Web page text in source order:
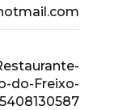
do-Freixo-